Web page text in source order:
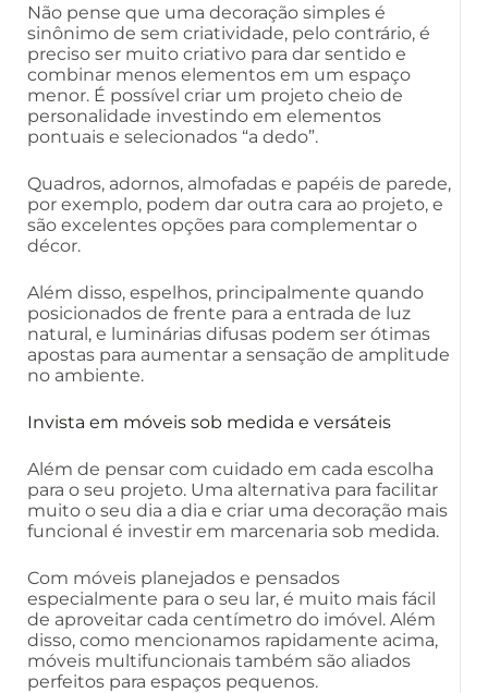
Não pense que uma decoração simples é
sinônimo de sem criatividade, pelo contrário, é
preciso ser muito criativo para dar sentido e
combinar menos elementos em um espaço
menor. É possível criar um projeto cheio de
personalidade investindo em elementos
pontuais e selecionados “a dedo”.
Quadros, adornos, almofadas e papéis de parede,
por exemplo, podem dar outra cara ao projeto, e
são excelentes opções para complementar o
décor.
Além disso, espelhos, principalmente quando
posicionados de frente para a entrada de luz
natural, e luminárias difusas podem ser ótimas
apostas para aumentar a sensação de amplitude
no ambiente.
Invista em móveis sob medida e versáteis
Além de pensar com cuidado em cada escolha
para o seu projeto. Uma alternativa para facilitar
muito o seu dia a dia e criar uma decoração mais
funcional é investir em marcenaria sob medida.
Com móveis planejados e pensados
especialmente para o seu lar, é muito mais fácil
de aproveitar cada centímetro do imóvel. Além
disso, como mencionamos rapidamente acima,
móveis multifuncionais também são aliados
perfeitos para espaços pequenos.